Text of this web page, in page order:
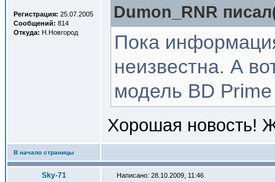
Регистрация: 25.07.2005
Сообщений: 814
Откуда: Н.Новгород
Dumon_RNR
Пока
неизвестна. А
модель BD
Хорошая новость!
В начало страницы
Sky-71 Написано: 28.10.2009, 11:46